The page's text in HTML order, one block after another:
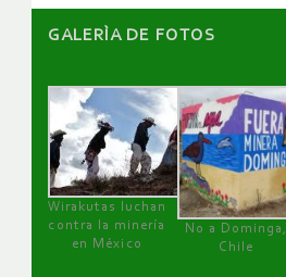
GALERÌA DE FOTOS
Wirakutas luchan
contra la minería
en México
No a Dominga,
Chile